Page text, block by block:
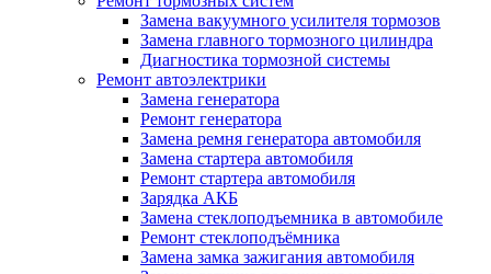
Замена вакуумного усилителя тормозов
Замена главного тормозного цилиндра
Диагностика тормозной системы
Ремонт автоэлектрики
Замена генератора
Ремонт генератора
Замена ремня генератора автомобиля
Замена стартера автомобиля
Ремонт стартера автомобиля
Зарядка АКБ
Замена стеклоподъемника в автомобиле
Ремонт стеклоподъёмника
Замена замка зажигания автомобиля